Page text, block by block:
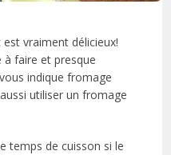
vraiment délicieux!
à faire et presque
indique fromage
utiliser un fromage
temps de cuisson si le